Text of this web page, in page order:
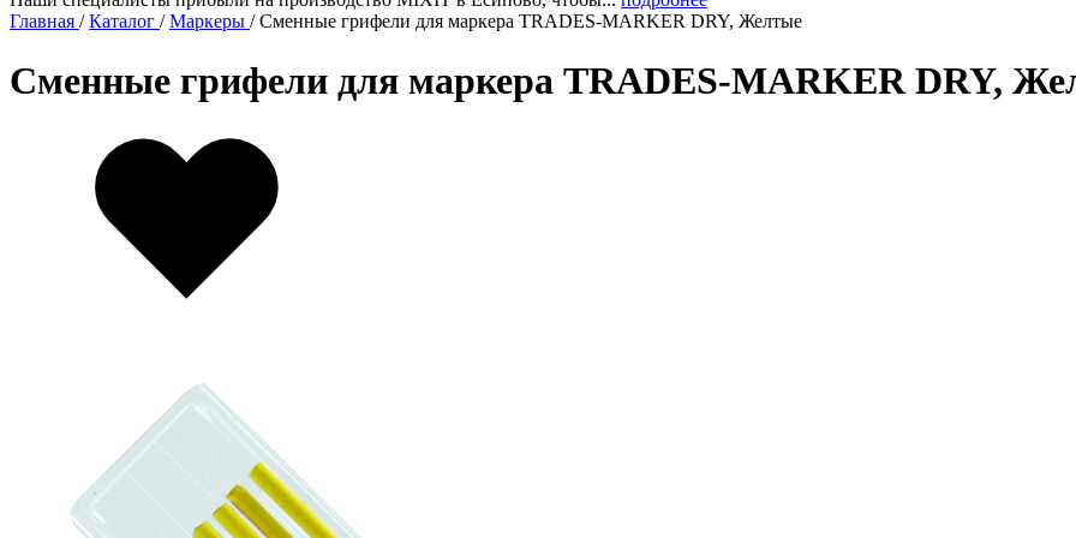
Главная /Каталог / Маркеры / Сменные грифели для маркера TRADES-MARKER DRY, Желтые
Сменные грифели для маркера TRADES-MARKER DRY,